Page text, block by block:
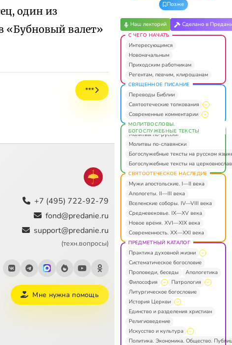
один из
«Бубновый валет»
***
+7 (495) 722-92-79
fond@predanie.ru
support@predanie.ru
(техн.вопросы)
Мне нужна помощь
Позже
Наш лекторий Сделано в
С ЧЕГО НАЧАТЬ
Интересующимся
Новоначальным
Приходским работникам
Регентам, певчим, клирошанам
СВЯЩЕННОЕ ПИСАНИЕ
Переводы Библии
Святоотеческие толкования
Современные комментарии
МОЛИТВОСЛОВЫ.
БОГОСЛУЖЕБНЫЕ ТЕКСТЫ
Молитвы по-русски
Молитвы по-славянски
Богослужебные тексты на русском
Богослужебные тексты на
СВЯТООТЕЧЕСКОЕ НАСЛЕДИЕ
Мужи апостольские. I—II века
Апологеты. II—III века
Вселенские соборы. IV—VIII века
Средневековье. IX—XV века
Новое время. XVI—XIX века
Современность. XX—XXI века
ПРЕДМЕТНЫЙ КАТАЛОГ
Практика духовной жизни
Систематическое богословие
Проповеди, беседы
Апологетика
Философия
Патрология
Литургическое богословие
История Церкви
Единство и разделения христиан
Религиоведение
Искусство и культура
Политика. Экономика. Общество.